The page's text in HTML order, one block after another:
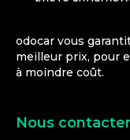
odocar vous
meilleur prix, pour
à moindre coût.
Nous contacter